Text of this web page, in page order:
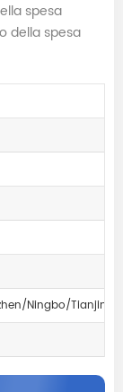
spesa
della spesa
Ningbo/Tianjin